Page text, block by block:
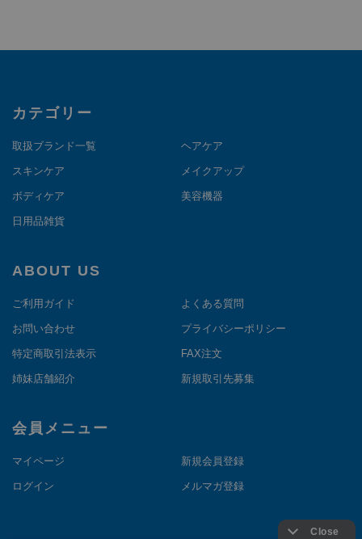
カテゴリー
取扱ブランド一覧 ヘアケア
スキンケア メイクアップ
ボディケア 美容機器
日用品雑貨
ABOUT US
ご利用ガイド よくある質問
お問い合わせ プライバシーポリシー
特定商取引法表示 FAX注文
姉妹店舗紹介 新規取引先募集
会員メニュー
マイページ 新規会員登録
ログイン メルマガ登録